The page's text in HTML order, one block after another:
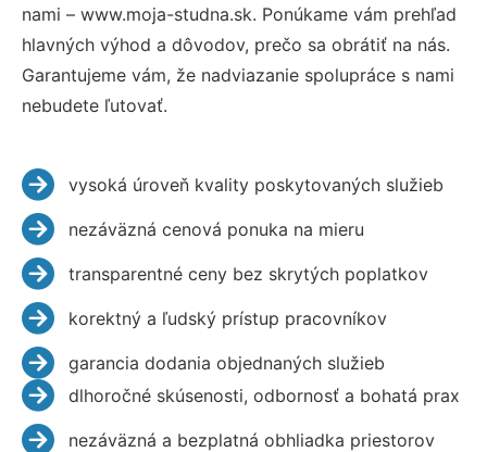
nami – www.moja-studna.sk. Ponúkame vám prehľad
hlavných výhod a dôvodov, prečo sa obrátiť na nás.
Garantujeme vám, že nadviazanie spolupráce s nami
nebudete ľutovať.
vysoká úroveň kvality poskytovaných služieb
nezáväzná cenová ponuka na mieru
transparentné ceny bez skrytých poplatkov
korektný a ľudský prístup pracovníkov
garancia dodania objednaných služieb
dlhoročné skúsenosti, odbornosť a bohatá prax
nezáväzná a bezplatná obhliadka priestorov